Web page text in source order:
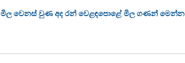
මිල වෙනස් වුණ අද රන් වෙළඳපොළේ මිල ගණන් මෙන්න